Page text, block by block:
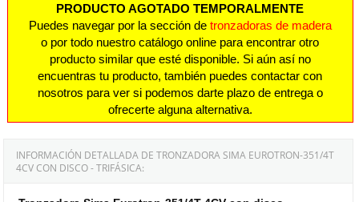
PRODUCTO AGOTADO TEMPORALMENTE
Puedes navegar por la sección de tronzadoras de madera
o por todo nuestro catálogo online para encontrar otro
producto similar que esté disponible. Si aún así no
encuentras tu producto, también puedes contactar con
nosotros para ver si podemos darte plazo de entrega o
ofrecerte alguna alternativa.
INFORMACIÓN DETALLADA DE TRONZADORA SIMA EUROTRON-351/4T
4CV CON DISCO - TRIFÁSICA: